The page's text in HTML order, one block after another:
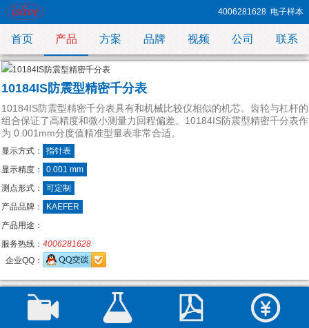
4006281628 电子样本
首页 产品 方案 品牌 视频 公司 联系
10184IS防震型精密千分表
10184IS防震型精密千分表具有和机械比较仪相似的机芯。齿轮与杠杆的
组合保证了高精度和微小测量力回程偏差。10184IS防震型精密千分表作
为 0.001mm分度值精准型量表非常合适。
显示方式：
指针表
显示精度：
0.001 mm
测点形式：
可定制
产品品牌：
KAEFER
产品用途：
服务热线： 4006281628
企业QQ：